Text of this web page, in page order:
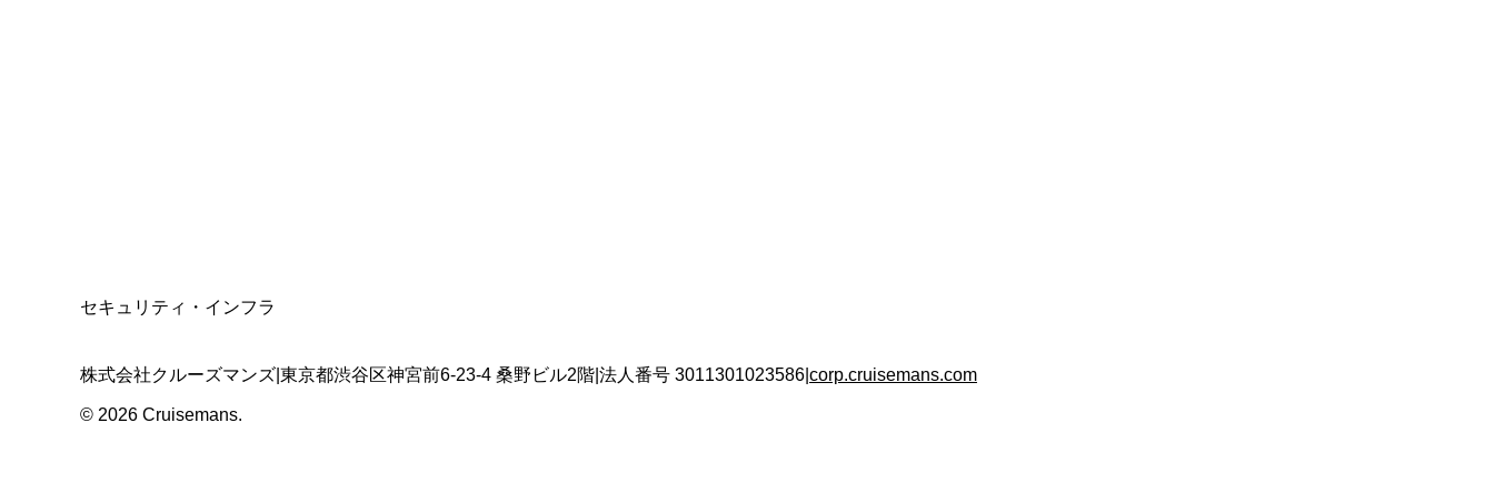
セキュリティ・インフラ
株式会社クルーズマンズ 東京都渋谷区神宮前6-23-4 桑野ビル2階 法人番号 3011301023586 corp.cruisemans.com
© 2026 Cruisemans.